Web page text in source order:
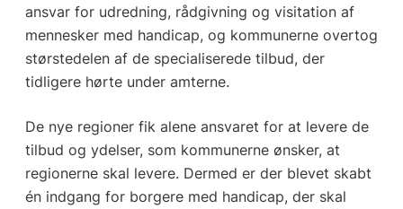
ansvar for udredning, rådgivning og visitation af
mennesker med handicap, og kommunerne overtog
størstedelen af de specialiserede tilbud, der
tidligere hørte under amterne.
De nye regioner fik alene ansvaret for at levere de
tilbud og ydelser, som kommunerne ønsker, at
regionerne skal levere. Dermed er der blevet skabt
én indgang for borgere med handicap, der skal